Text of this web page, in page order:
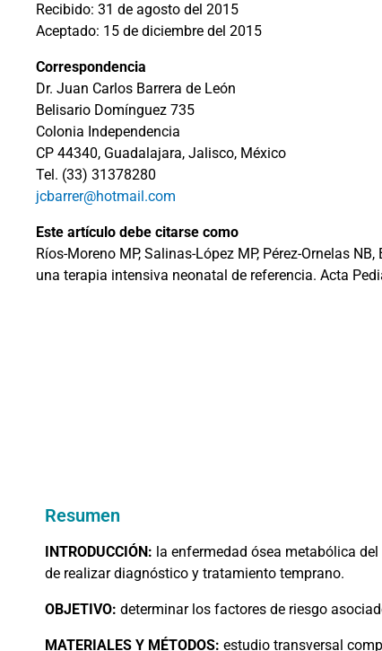
Recibido: 31 de agosto del 2015
Aceptado: 15 de diciembre del 2015
Correspondencia
Dr. Juan Carlos Barrera de León
Belisario Domínguez 735
Colonia Independencia
CP 44340, Guadalajara, Jalisco, México
Tel. (33) 31378280
jcbarrer@hotmail.com
Este artículo debe citarse como
Ríos-Moreno MP, Salinas-López MP, Pérez-Ornelas
una terapia intensiva neonatal de referencia. Acta
Resumen
INTRODUCCIÓN: la enfermedad ósea metabólica
de realizar diagnóstico y tratamiento temprano.
OBJETIVO: determinar los factores de riesgo
MATERIALES Y MÉTODOS: estudio transversal